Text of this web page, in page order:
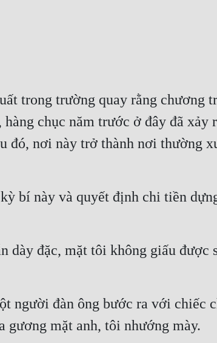
trong trường quay rằng chương
chục năm trước ở đây đã xảy
đó, nơi này trở thành nơi thường
bí này và quyết định chi tiền
dày đặc, mặt tôi không giấu được
người đàn ông bước ra với chiếc
gương mặt anh, tôi nhướng mày.